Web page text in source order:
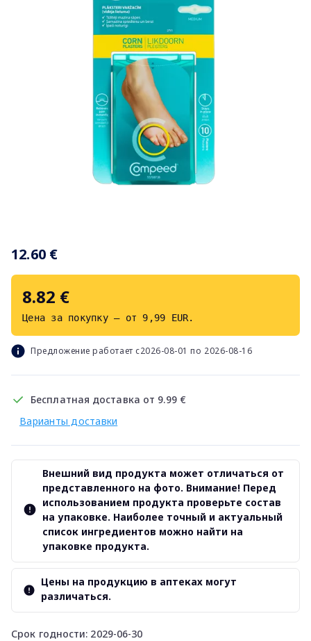
12.60 €
8.82 €
Цена за покупку — от 9,99 EUR.
Предложение работает с2026-08-01 по 2026-08-16
Бесплатная доставка от 9.99 €
Варианты доставки
Срок годности: 2029-06-30
Внешний вид продукта может отличаться от
представленного на фото. Внимание! Перед
использованием продукта проверьте состав
на упаковке. Наиболее точный и актуальный
список ингредиентов можно найти на
упаковке продукта.
Цены на продукцию в аптеках могут
различаться.